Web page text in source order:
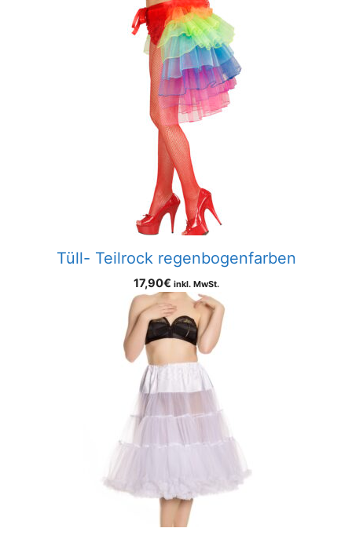
Tüll- Teilrock regenbogenfarben
17,90€ inkl. MwSt.